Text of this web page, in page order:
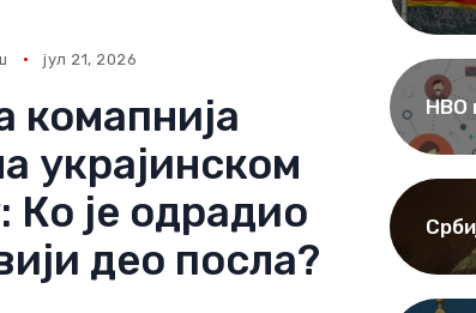
јул 21, 2026
комапнија
украјинском
Ко је одрадио
део посла?
НВО